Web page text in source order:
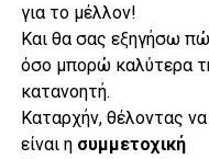
για το μέλλον!
Και θα σας εξηγήσω
όσο μπορώ καλύτερα
κατανοητή.
Καταρχήν, θέλοντας
είναι η συμμετοχική